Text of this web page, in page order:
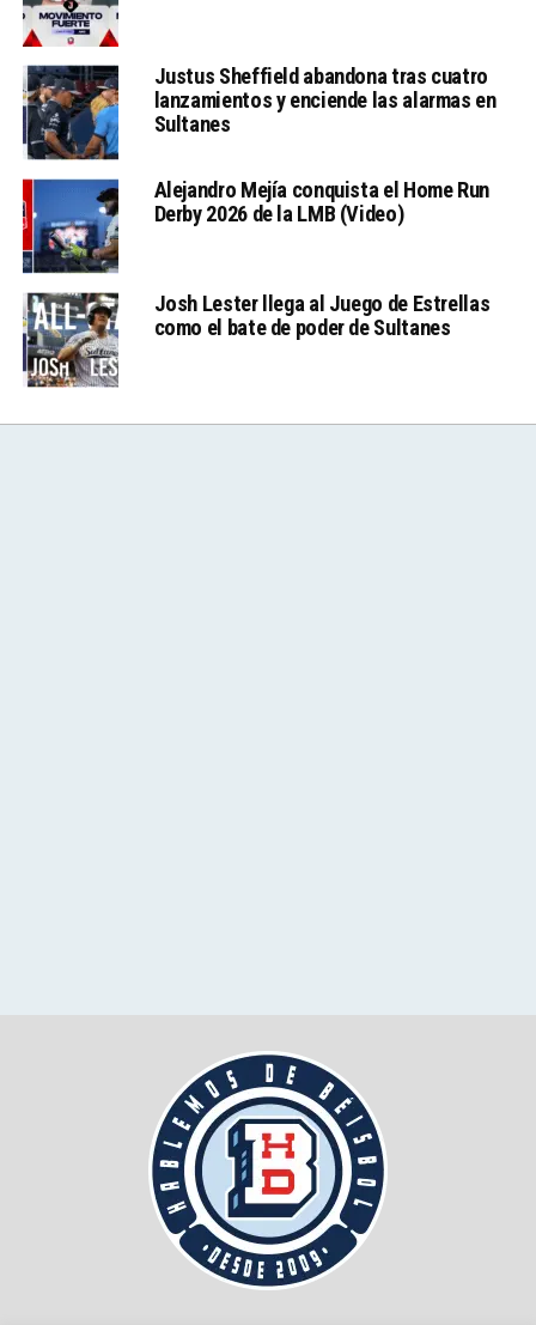
Justus Sheffield abandona tras cuatro
lanzamientos y enciende las alarmas en
Sultanes
Alejandro Mejía conquista el Home Run
Derby 2026 de la LMB (Video)
Josh Lester llega al Juego de Estrellas
como el bate de poder de Sultanes